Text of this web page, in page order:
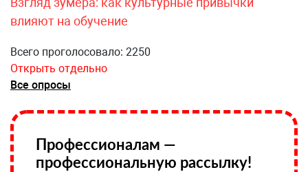
влияют на обучение
Всего проголосовало: 2250
Открыть отдельно
Все опросы
Профессионалам —
профессиональную рассылку!